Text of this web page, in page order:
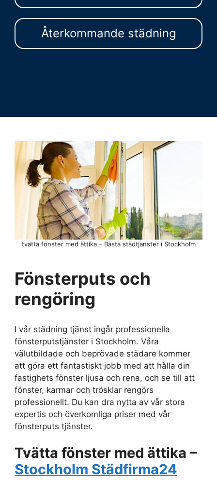
Återkommande städning
tvätta fönster med ättika – Bästa städtjänster i Stockholm
Fönsterputs och
rengöring
I vår städning tjänst ingår professionella
fönsterputstjänster i Stockholm. Våra
välutbildade och beprövade städare kommer
att göra ett fantastiskt jobb med att hålla din
fastighets fönster ljusa och rena, och se till att
fönster, karmar och trösklar rengörs
professionellt. Du kan dra nytta av vår stora
expertis och överkomliga priser med vår
fönsterputs tjänster.
Tvätta fönster med ättika –
Stockholm Städfirma24